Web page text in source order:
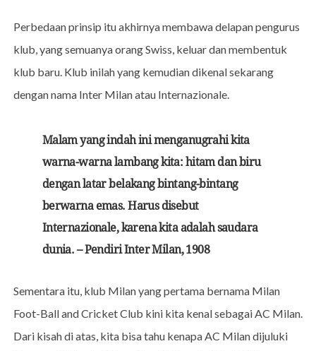
Perbedaan prinsip itu akhirnya membawa delapan pengurus
klub, yang semuanya orang Swiss, keluar dan membentuk
klub baru. Klub inilah yang kemudian dikenal sekarang
dengan nama Inter Milan atau Internazionale.
Malam yang indah ini menganugrahi kita
warna-warna lambang kita: hitam dan biru
dengan latar belakang bintang-bintang
berwarna emas. Harus disebut
Internazionale, karena kita adalah saudara
dunia. – Pendiri Inter Milan, 1908
Sementara itu, klub Milan yang pertama bernama Milan
Foot-Ball and Cricket Club kini kita kenal sebagai AC Milan.
Dari kisah di atas, kita bisa tahu kenapa AC Milan dijuluki